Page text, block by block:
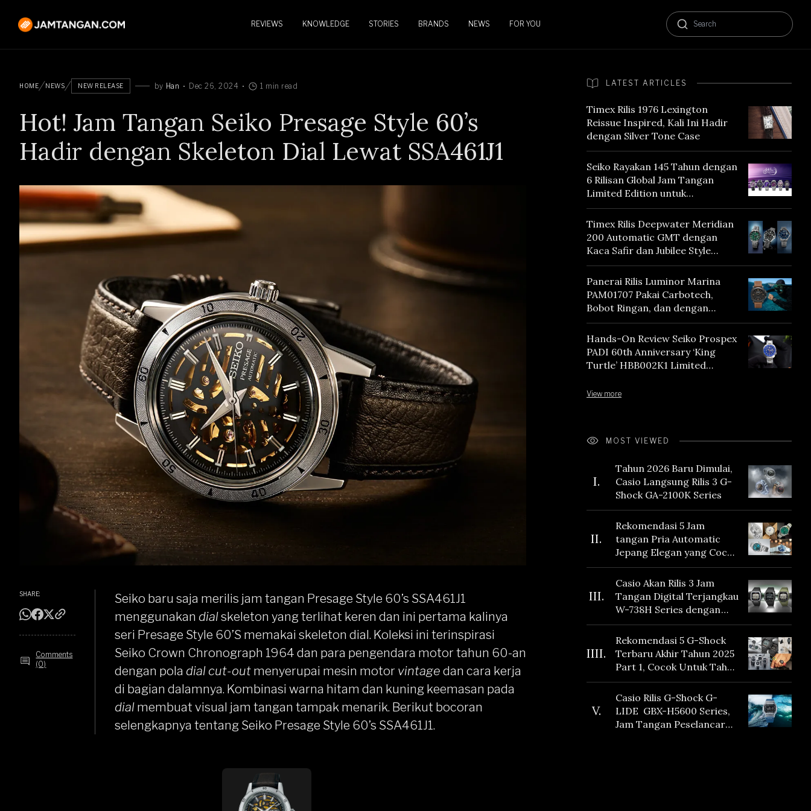
REVIEWS KNOWLEDGE STORIES BRANDS NEWS FOR YOU
HOME NEWS NEW RELEASE by Han Dec 26, 2024 1 min read
Hot! Jam Tangan Seiko Presage Style 60’s
Hadir dengan Skeleton Dial Lewat SSA461J1
SHARE:
Comments
(0)
Seiko baru saja merilis jam tangan Presage Style 60’s SSA461J1
menggunakan dialskeleton yang terlihat keren dan ini pertama kalinya
seri Presage Style 60’S memakai skeleton dial. Koleksi ini terinspirasi
Seiko Crown Chronograph 1964 dan para pengendara motor tahun 60-an
dengan pola dial cut-out menyerupai mesin motor vintage dan cara kerja
di bagian dalamnya. Kombinasi warna hitam dan kuning keemasan pada
dial membuat visual jam tangan tampak menarik. Berikut bocoran
selengkapnya tentang Seiko Presage Style 60’s SSA461J1.
LATEST ARTICLES
Timex Rilis 1976 Lexington
Reissue Inspired, Kali Ini Hadir
dengan Silver Tone Case
Seiko Rayakan 145 Tahun dengan
6 Rilisan Global Jam Tangan
Limited Edition untuk
Menghormati Edo Purple,
Warna yang Mencerminkan
Warisan Tokyo
Timex Rilis Deepwater Meridian
200 Automatic GMT dengan
Kaca Safir dan Jubilee Style
Bracelet
Panerai Rilis Luminor Marina
PAM01707 Pakai Carbotech,
Bobot Ringan, dan dengan
Vintage Vibes
Hands-On Review Seiko Prospex
PADI 60th Anniversary ‘King
Turtle’ HBB002K1 Limited
View more
MOST VIEWED
I.
Tahun 2026 Baru Dimulai,
Casio Langsung Rilis 3 G-
Shock GA-2100K Series
II.
Rekomendasi 5 Jam
tangan Pria Automatic
Jepang Elegan yang Cocok
Dikoleksi di 2026
III.
Casio Akan Rilis 3 Jam
Tangan Digital Terjangkau
W-738H Series dengan
Masa Baterai 10 Tahun
dan Fitur Vibration
IIII.
Rekomendasi 5 G-Shock
Terbaru Akhir Tahun 2025
Part 1, Cocok Untuk Tahun
Baru!
V.
Casio Rilis G-Shock G-
LIDE GBX-H5600 Series,
Jam Tangan Peselancar